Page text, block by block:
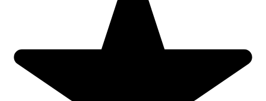
de foc, feriti jucaria/produsul de temperaturi ridicate si umiditate.
Tip produs: [5704]: Jucarie; Pentru | 9084: Baieti;